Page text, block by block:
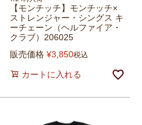
【モンチッチ】モンチッチ×
ストレンジャー・シングス キ
ーチェーン（ヘルファイア・
クラブ）206025
販売価格 ¥3,850税込
カートに入れる